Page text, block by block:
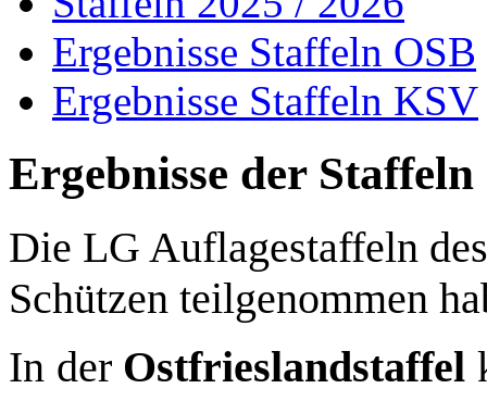
Ergebnisse Staffeln OSB
Ergebnisse Staffeln KSV
Ergebnisse der
Die LG Auflagestaffeln
Schützen teilgenommen
In der Ostfrieslandstaffel